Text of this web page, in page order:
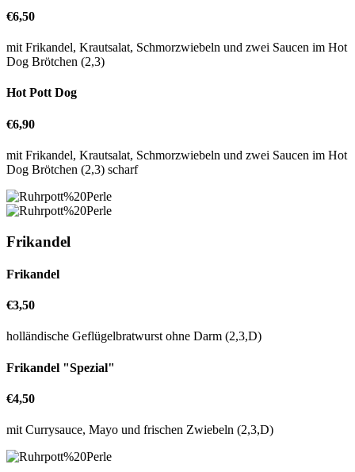
€6,50
mit Frikandel, Krautsalat, Schmorzwiebeln und zwei Saucen im Hot
Dog Brötchen (2,3)
Hot Pott Dog
€6,90
mit Frikandel, Krautsalat, Schmorzwiebeln und zwei Saucen im Hot
Dog Brötchen (2,3) scharf
Frikandel
Frikandel
€3,50
holländische Geflügelbratwurst ohne Darm (2,3,D)
Frikandel "Spezial"
€4,50
mit Currysauce, Mayo und frischen Zwiebeln (2,3,D)